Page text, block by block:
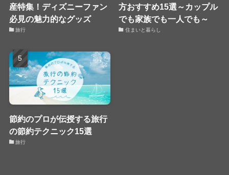
産特集！ディズニーファン
必見の魅力的なグッズ
旅行
方おすすめ15選～カップル
でも家族でも一人でも～
住まいと暮らし
節約のプロが伝授する旅行
の節約テクニック15選
旅行